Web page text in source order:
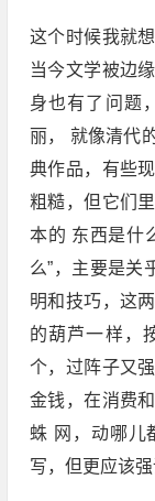
这个时候我就
当今文学被边
身也有了问题
丽， 就像清代
典作品，有些
粗糙，但它们
本的 东西是什
么”，主要是关
明和技巧，这
的葫芦一样，
个，过阵子又
金钱，在消费
蛛 网，动哪儿
写，但更应该强